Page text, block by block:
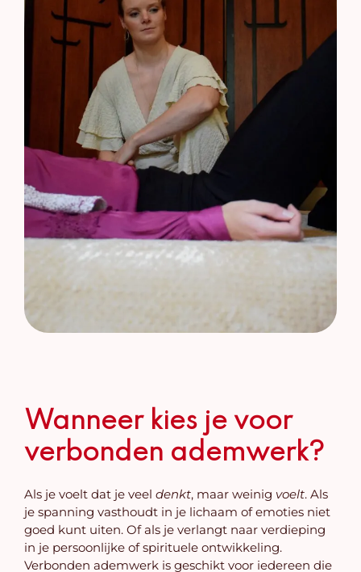
Wanneer kies je voor
verbonden ademwerk?
Als je voelt dat je veel denkt, maar weinig voelt. Als
je spanning vasthoudt in je lichaam of emoties niet
goed kunt uiten. Of als je verlangt naar verdieping
in je persoonlijke of spirituele ontwikkeling.
Verbonden ademwerk is geschikt voor iedereen die